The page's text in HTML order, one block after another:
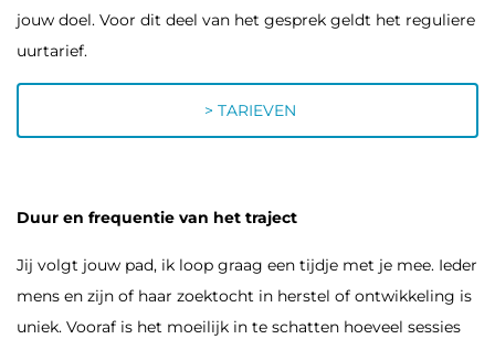
jouw doel. Voor dit deel van het gesprek geldt het reguliere
uurtarief.
> TARIEVEN
Duur en frequentie van het traject
Jij volgt jouw pad, ik loop graag een tijdje met je mee. Ieder
mens en zijn of haar zoektocht in herstel of ontwikkeling is
uniek. Vooraf is het moeilijk in te schatten hoeveel sessies